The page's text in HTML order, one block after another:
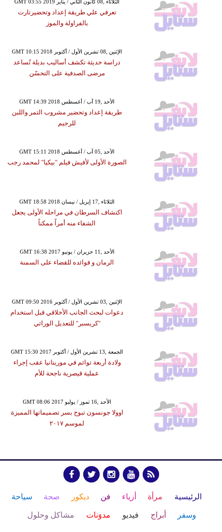
GMT 03:55 2019 الثلاثاء ,08 كانون الثاني / يناير
تعرفي علي طريقة إعداد وتحضيرتارت
بالفراولة والموز
GMT 10:15 2018 الإثنين ,08 تشرين الأول / أكتوبر
دراسة حديثة تكشف أساليب بديلة تُساعد
مرضى الصدفية على التحسّن
GMT 14:39 2018 الأحد ,19 آب / أغسطس
طريقة إعداد وتحضير مشروب التمر واللبن
للرجيم
GMT 15:11 2018 الأحد ,05 آب / أغسطس
الصورة الأولى لأفيش فيلم "بيكيا" لمحمد رجب
GMT 18:58 2018 الثلاثاء ,17 إبريل / نيسان
اكتشاف السرطان في مراحله الأولى يجعل
الشفاء منه أمراً ممكناً
GMT 16:38 2017 الأحد ,11 حزيران / يونيو
الرمان و فوائده للقضاء على السمنة
GMT 09:50 2016 الإثنين ,03 تشرين الأول / أكتوبر
دعوات لبحث الجانب الأخلاقي قبل استخدام
"كريسبر" للتعديل الوراثي
GMT 15:30 2017 الجمعة ,13 تشرين الأول / أكتوبر
ولادة أربعة توائم في موريتانيا عقب إجراء
عملية قيصرية ناجحة للأم
GMT 08:06 2017 الأحد ,16 تموز / يوليو
اوولا جونسون تبوح بسر تصميماتها المميزة
لموسم ٢٠١٧
الرئيسية مرأة أزياء فن ديكور صحة سياحة
وسفر أبراج فيديو مدوَنات مشاكل وحلول